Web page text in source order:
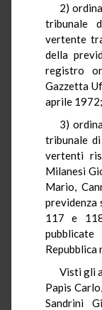
2)
tribunale
vertente
della
registro
Gazzetta
aprile 1972;
3)
tribunale
vertenti
Milanesi
Mario,
previdenza
117 e
Repubblica
Visti gli
Papis
Sandrini